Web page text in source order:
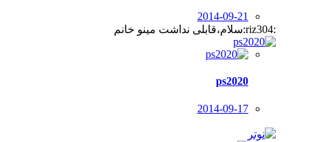
2014-09-21
:riz304:سلام،قابلی نداشت مینو خانم
ps2020
2014-09-17